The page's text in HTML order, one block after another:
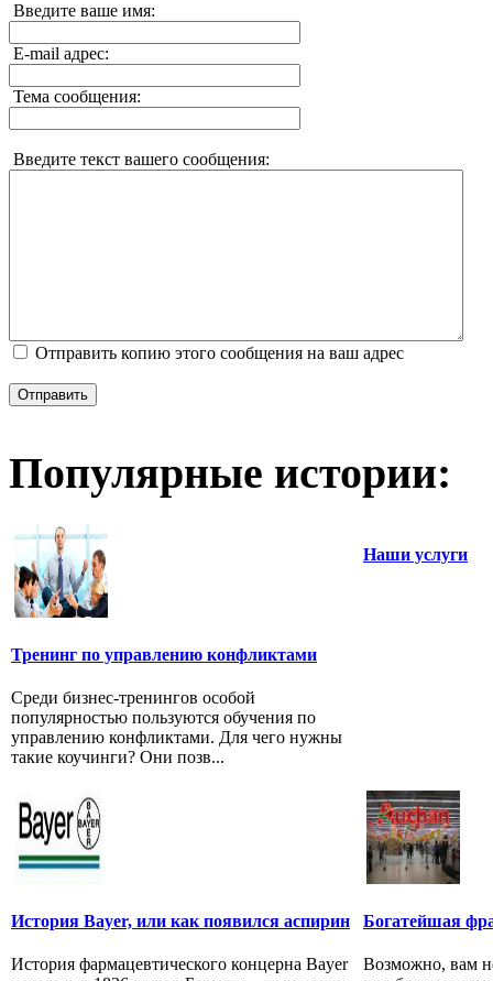
Введите ваше имя:
E-mail адрес:
Тема сообщения:
Введите текст вашего сообщения:
Отправить копию этого сообщения на ваш адрес
Отправить
Популярные истории:
Тренинг по управлению конфликтами
Среди бизнес-тренингов особой
популярностью пользуются обучения по
управлению конфликтами. Для чего нужны
такие коучинги? Они позв...
Наши услуги
История Bayer, или как появился аспирин
История фармацевтического концерна Bayer
Богатейшая
Возможно, вам